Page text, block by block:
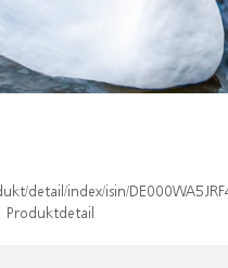
detail/index/isin/
Produktdetail